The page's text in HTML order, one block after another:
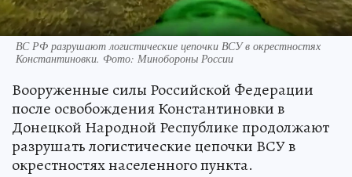
ВС РФ разрушают логистические цепочки ВСУ в окрестностях
Константиновки. Фото: Минобороны России
Вооруженные силы Российской Федерации
после освобождения Константиновки в
Донецкой Народной Республике продолжают
разрушать логистические цепочки ВСУ в
окрестностях населенного пункта.